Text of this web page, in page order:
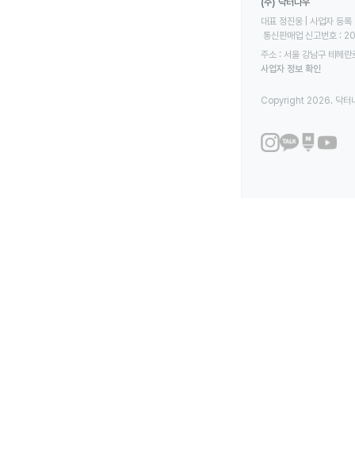
(주) 닥터나우
대표 정진웅 | 사업자
통신판매업 신고번호
주소 : 서울 강남구 테헤
사업자 정보 확인
Copyright 2026. 닥터